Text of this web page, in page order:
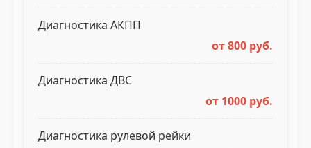
Диагностика АКПП
от 800 руб.
Диагностика ДВС
от 1000 руб.
Диагностика рулевой рейки